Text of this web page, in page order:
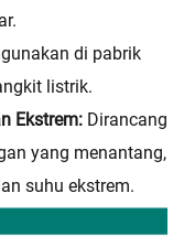
di pabrik
listrik.
Ekstrem: Dirancang
yang menantang,
suhu ekstrem.